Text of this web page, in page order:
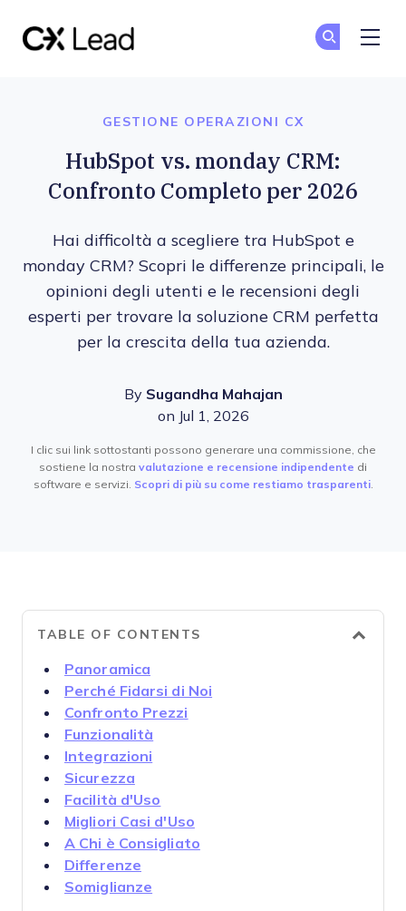
GESTIONE OPERAZIONI CX
HubSpot vs. monday CRM:
Confronto Completo per 2026
Hai difficoltà a scegliere tra HubSpot e
monday CRM? Scopri le differenze principali, le
opinioni degli utenti e le recensioni degli
esperti per trovare la soluzione CRM perfetta
per la crescita della tua azienda.
By Sugandha Mahajan
on Jul 1, 2026
I clic sui link sottostanti possono generare una commissione, che
sostiene la nostra valutazione e recensione indipendente di
software e servizi. Scopri di più su come restiamo trasparenti.
TABLE OF CONTENTS
Panoramica
Perché Fidarsi di Noi
Confronto Prezzi
Funzionalità
Integrazioni
Sicurezza
Facilità d'Uso
Migliori Casi d'Uso
A Chi è Consigliato
Differenze
Somiglianze